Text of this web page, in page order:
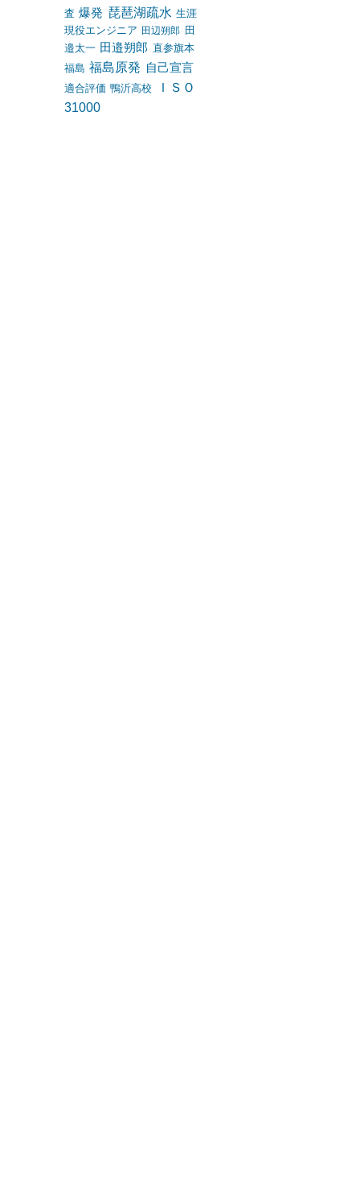
査 爆発 琵琶湖疏水 生涯
現役エンジニア 田辺朔郎 田
邉太一 田邉朔郎 直参旗本
福島 福島原発 自己宣言
適合評価 鴨沂高校
ＩＳＯ
31000